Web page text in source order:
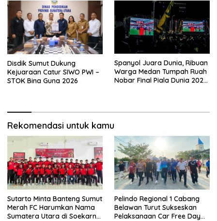
Disdik Sumut Dukung
Kejuaraan Catur SIWO PWI –
STOK Bina Guna 2026
Spanyol Juara Dunia, Ribuan
Warga Medan Tumpah Ruah
Nobar Final Piala Dunia 2026
Rekomendasi untuk kamu
Sutarto Minta Banteng Sumut
Merah FC Harumkan Nama
Sumatera Utara di Soekarno
Pelindo Regional 1 Cabang
Belawan Turut Sukseskan
Pelaksanaan Car Free Day